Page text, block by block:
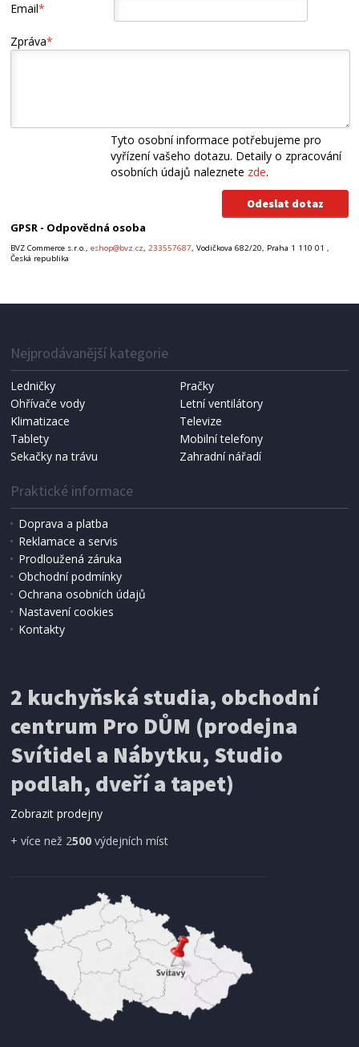
Email*
Zpráva*
Tyto osobní informace potřebujeme pro
vyřízení vašeho dotazu. Detaily o zpracování
osobních údajů naleznete zde.
GPSR - Odpovědná osoba
BVZ Commerce s.r.o.,eshop@bvz.cz,233557687, Vodičkova 682/20, Praha 1 110 01 ,
Česká republika
Nejprodávanější kategorie
Ledničky
Pračky
Ohřívače vody
Letní ventilátory
Klimatizace
Televize
Tablety
Mobilní telefony
Sekačky na trávu
Zahradní nářadí
Praktické informace
Doprava a platba
Reklamace a servis
Prodloužená záruka
Obchodní podmínky
Ochrana osobních údajů
Nastavení cookies
Kontakty
2 kuchyňská studia, obchodní
centrum Pro DŮM (prodejna
Svítidel a Nábytku, Studio
podlah, dveří a tapet)
Zobrazit prodejny
+ více než 2500 výdejních míst